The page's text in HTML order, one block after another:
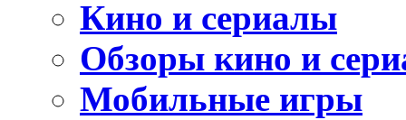
Кино и сериалы
Обзоры кино и
Мобильные игры